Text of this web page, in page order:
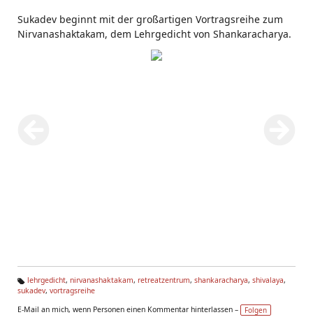
Sukadev beginnt mit der großartigen Vortragsreihe zum
Nirvanashaktakam, dem Lehrgedicht von Shankaracharya.
Ta
s:
lehrgedicht, nirvanashaktakam, retreatzentrum, shankaracharya, shivalaya,
sukadev, vortragsreihe
E-Mail an mich, wenn Personen einen Kommentar hinterlassen –
Folgen